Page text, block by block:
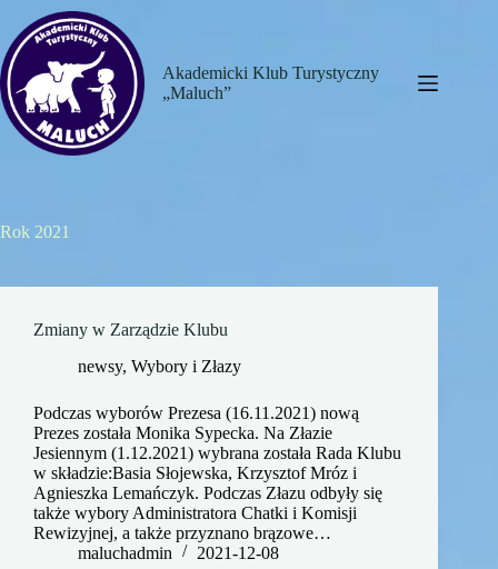
treści
Akademicki Klub Turystyczny
„Maluch”
Rok 2021
Zmiany w Zarządzie Klubu
newsy, Wybory i Złazy
Podczas wyborów Prezesa (16.11.2021) nową
Prezes została Monika Sypecka. Na Złazie
Jesiennym (1.12.2021) wybrana została Rada Klubu
w składzie:Basia Słojewska, Krzysztof Mróz i
Agnieszka Lemańczyk. Podczas Złazu odbyły się
także wybory Administratora Chatki i Komisji
Rewizyjnej, a także przyznano brązowe…
maluchadmin
2021-12-08